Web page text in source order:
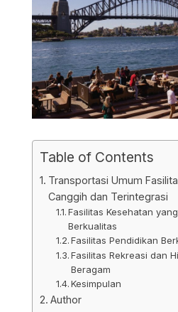
Table of Contents
Transportasi Umum
Canggih dan Terintegrasi
Fasilitas Kesehatan
Berkualitas
Fasilitas Pendidikan
Fasilitas Rekreasi dan
Beragam
Kesimpulan
Author